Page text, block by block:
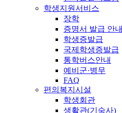
학생지원서비스
장학
증명서 발급 안내
학생증발급
국제학생증발급
통학버스안내
예비군·병무
FAQ
편의복지시설
학생회관
생활관(기숙사)